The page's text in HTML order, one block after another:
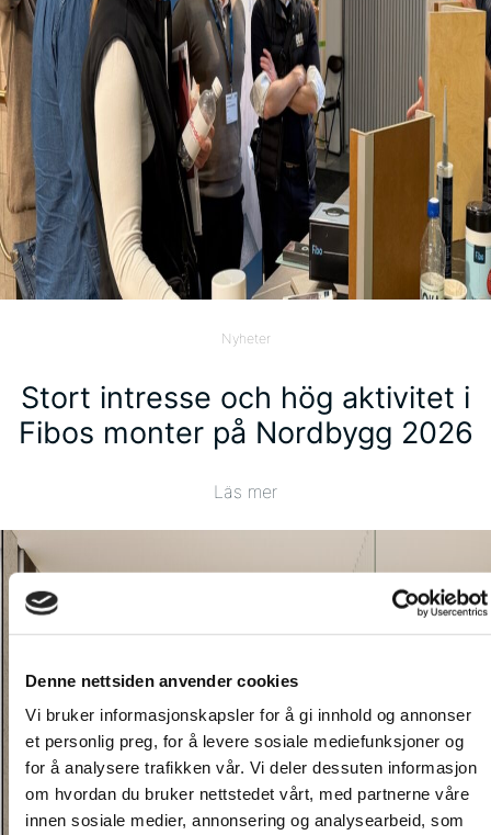
Denne nettsiden anvender cookies
Vi bruker informasjonskapsler for å gi innhold og annonser
et personlig preg, for å levere sosiale mediefunksjoner og
for å analysere trafikken vår. Vi deler dessuten informasjon
om hvordan du bruker nettstedet vårt, med partnerne våre
innen sosiale medier, annonsering og analysearbeid, som
Nyheter
Stort intresse och hög aktivitet i
Fibos monter på Nordbygg 2026
Läs mer